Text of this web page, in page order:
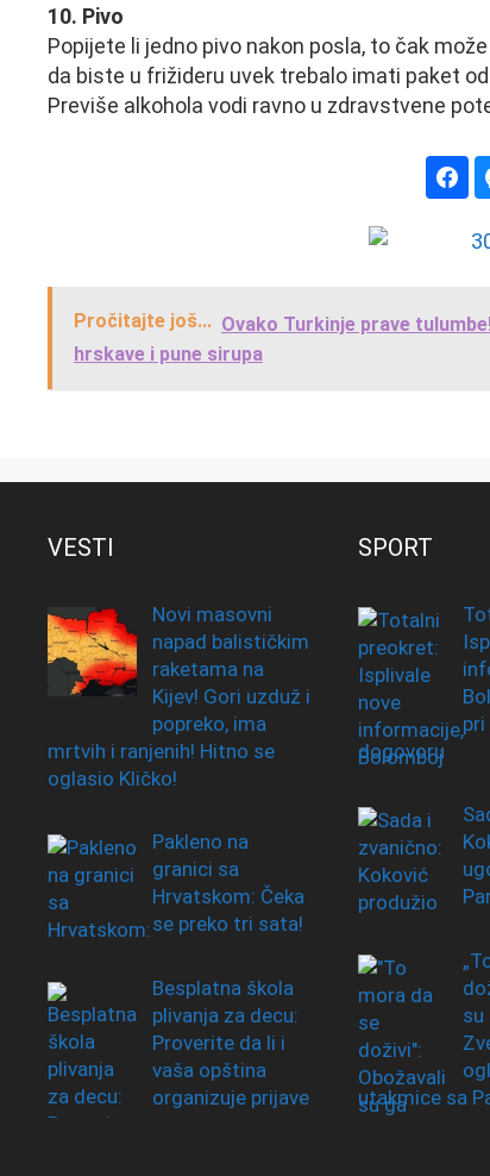
10. Pivo
Popijete li jedno pivo nakon posla, to čak
da biste u frižideru uvek trebalo imati paket
Previše alkohola vodi ravno u zdravstvene
Pročitajte još... Ovako Turkinje prave
hrskave i pune sirupa
VESTI
Novi masovni
napad balističkim
raketama na
Kijev! Gori uzduž i
popreko, ima
mrtvih i ranjenih! Hitno se
oglasio Kličko!
Pakleno na
granici sa
Hrvatskom: Čeka
se preko tri sata!
Besplatna škola
plivanja za decu:
Proverite da li i
vaša opština
organizuje prijave
SPORT
dogovoru
su
utakmice sa